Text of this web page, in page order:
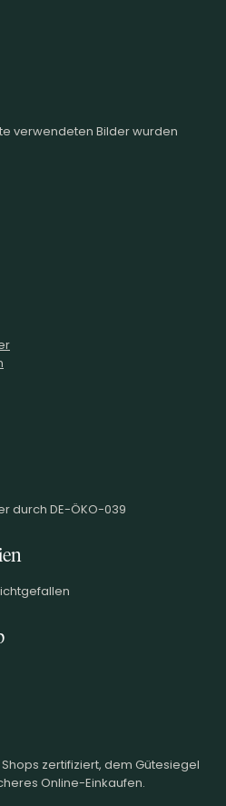
verwendeten Bilder wurden
durch DE-ÖKO-039
zertifiziert, dem Gütesiegel
Online-Einkaufen.